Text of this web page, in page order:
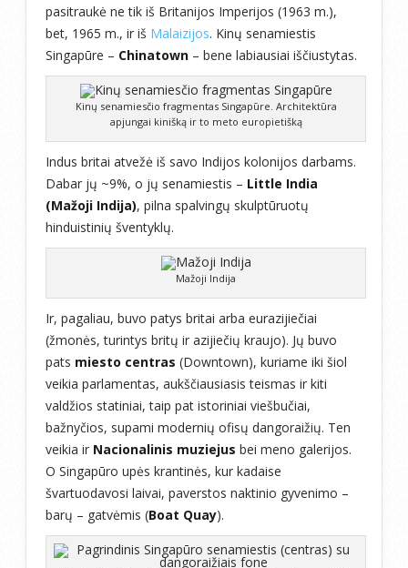
pasitraukė ne tik iš Britanijos Imperijos (1963 m.),
bet, 1965 m., ir iš Malaizijos. Kinų senamiestis
Singapūre – Chinatown – bene labiausiai iščiustytas.
Kinų senamiesčio fragmentas Singapūre. Architektūra
apjungai kinišką ir to meto europietišką
Indus britai atvežė iš savo Indijos kolonijos darbams.
Dabar jų ~9%, o jų senamiestis – Little India
(Mažoji Indija), pilna spalvingų skulptūruotų
hinduistinių šventyklų.
Mažoji Indija
Ir, pagaliau, buvo patys britai arba eurazijiečiai
(žmonės, turintys britų ir azijiečių kraujo). Jų buvo
pats miesto centras (Downtown), kuriame iki šiol
veikia parlamentas, aukščiausiasis teismas ir kiti
valdžios statiniai, taip pat istoriniai viešbučiai,
bažnyčios, supami modernių ofisų dangoraižių. Ten
veikia ir Nacionalinis muziejus bei meno galerijos.
O Singapūro upės krantinės, kur kadaise
švartuodavosi laivai, paverstos naktinio gyvenimo –
barų – gatvėmis (Boat Quay).